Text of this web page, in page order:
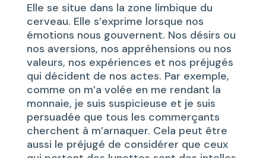
Elle se situe dans la zone limbique du
cerveau. Elle s’exprime lorsque nos
émotions nous gouvernent. Nos désirs ou
nos aversions, nos appréhensions ou nos
valeurs, nos expériences et nos préjugés
qui décident de nos actes. Par exemple,
comme on m’a volée en me rendant la
monnaie, je suis suspicieuse et je suis
persuadée que tous les commerçants
cherchent à m’arnaquer. Cela peut être
aussi le préjugé de considérer que ceux